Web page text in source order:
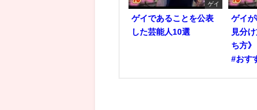
ゲイ
ゲイであることを公表
した芸能人10選
ゲイ
見分
ち方
#おす